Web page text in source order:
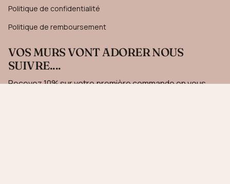
Politique de confidentialité
Politique de remboursement
VOS MURS VONT ADORER NOUS
SUIVRE....
Recevez 10% sur votre première commande en vous